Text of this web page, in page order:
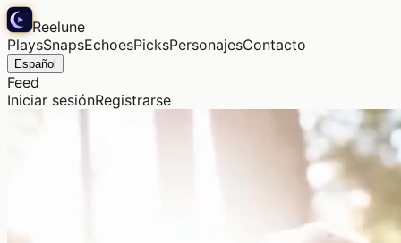
Reelune
PlaysSnapsEchoesPicksPersonajesContacto
Español
Feed
Iniciar sesiónRegistrarse